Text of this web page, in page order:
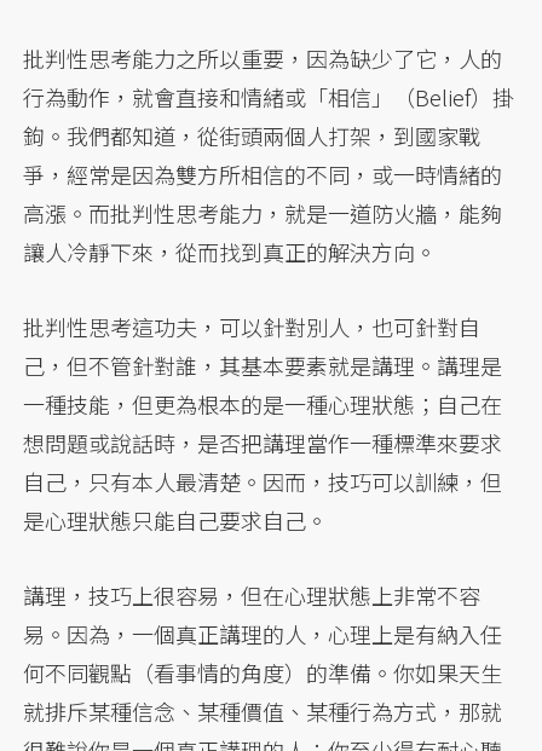
批判性思考能力之所以重要，因為缺少了它，人的
行為動作，就會直接和情緒或「相信」（Belief）掛
鉤。我們都知道，從街頭兩個人打架，到國家戰
爭，經常是因為雙方所相信的不同，或一時情緒的
高漲。而批判性思考能力，就是一道防火牆，能夠
讓人冷靜下來，從而找到真正的解決方向。
批判性思考這功夫，可以針對別人，也可針對自
己，但不管針對誰，其基本要素就是講理。講理是
一種技能，但更為根本的是一種心理狀態；自己在
想問題或說話時，是否把講理當作一種標準來要求
自己，只有本人最清楚。因而，技巧可以訓練，但
是心理狀態只能自己要求自己。
講理，技巧上很容易，但在心理狀態上非常不容
易。因為，一個真正講理的人，心理上是有納入任
何不同觀點（看事情的角度）的準備。你如果天生
就排斥某種信念、某種價值、某種行為方式，那就